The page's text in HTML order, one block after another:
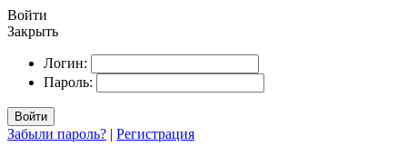
Войти
Закрыть
Логин:
Пароль:
Войти
Забыли пароль? | Регистрация